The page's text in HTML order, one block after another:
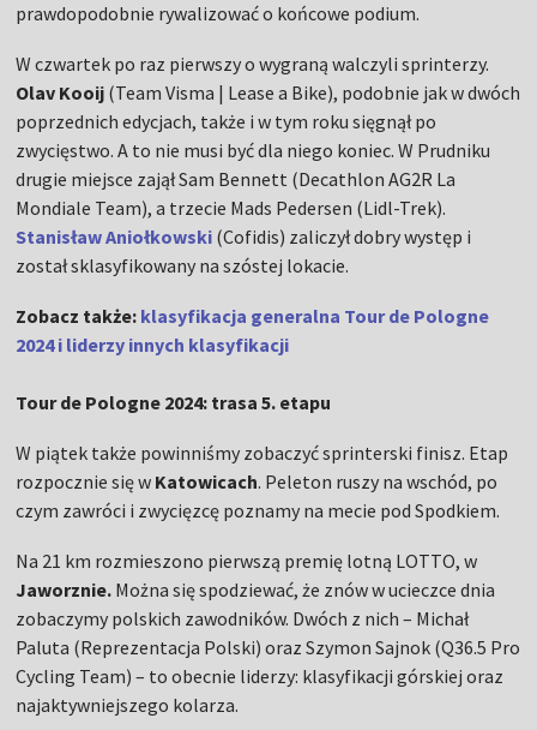
prawdopodobnie rywalizować o końcowe podium.
W czwartek po raz pierwszy o wygraną walczyli sprinterzy.
Olav Kooij (Team Visma | Lease a Bike), podobnie jak w dwóch
poprzednich edycjach, także i w tym roku sięgnął po
zwycięstwo. A to nie musi być dla niego koniec. W Prudniku
drugie miejsce zajął Sam Bennett (Decathlon AG2R La
Mondiale Team), a trzecie Mads Pedersen (Lidl-Trek).
Stanisław Aniołkowski (Cofidis) zaliczył dobry występ i
został sklasyfikowany na szóstej lokacie.
Zobacz także: klasyfikacja generalna Tour de Pologne
2024 i liderzy innych klasyfikacji
Tour de Pologne 2024: trasa 5. etapu
W piątek także powinniśmy zobaczyć sprinterski finisz. Etap
rozpocznie się w Katowicach. Peleton ruszy na wschód, po
czym zawróci i zwycięzcę poznamy na mecie pod Spodkiem.
Na 21 km rozmieszono pierwszą premię lotną LOTTO, w
Jaworznie. Można się spodziewać, że znów w ucieczce dnia
zobaczymy polskich zawodników. Dwóch z nich – Michał
Paluta (Reprezentacja Polski) oraz Szymon Sajnok (Q36.5 Pro
Cycling Team) – to obecnie liderzy: klasyfikacji górskiej oraz
najaktywniejszego kolarza.